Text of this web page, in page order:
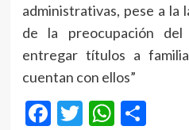
administrativas, pese a la
de la preocupación
entregar títulos a
cuentan con ellos”
Facebook
Twitter